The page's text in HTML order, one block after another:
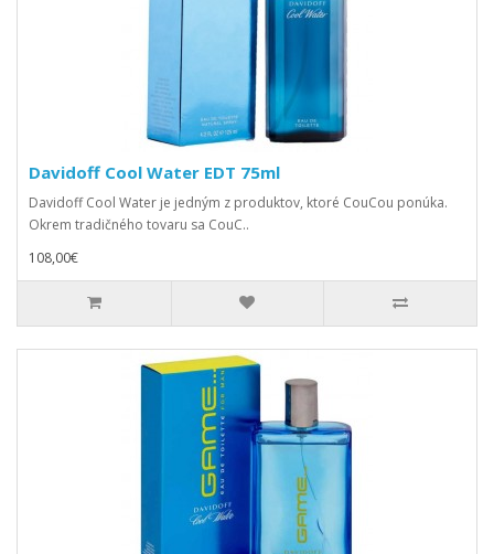
Davidoff Cool Water EDT 75ml
Davidoff Cool Water je jedným z produktov, ktoré CouCou ponúka.
Okrem tradičného tovaru sa CouC..
108,00€